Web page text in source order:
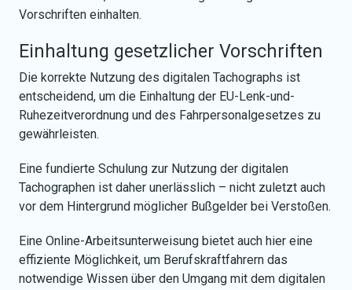
Vorschriften einhalten.
Einhaltung gesetzlicher Vorschriften
Die korrekte Nutzung des digitalen Tachographs ist
entscheidend, um die Einhaltung der EU-Lenk-und-
Ruhezeitverordnung und des Fahrpersonalgesetzes zu
gewährleisten.
Eine fundierte Schulung zur Nutzung der digitalen
Tachographen ist daher unerlässlich – nicht zuletzt auch
vor dem Hintergrund möglicher Bußgelder bei Verstoßen.
Eine Online-Arbeitsunterweisung bietet auch hier eine
effiziente Möglichkeit, um Berufskraftfahrern das
notwendige Wissen über den Umgang mit dem digitalen